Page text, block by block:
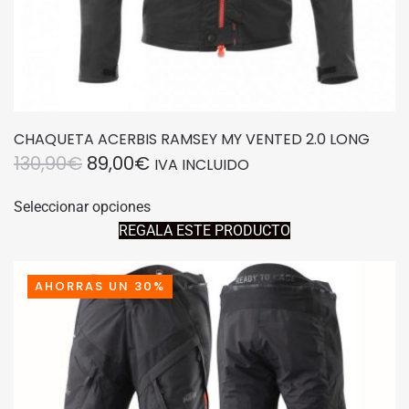
CHAQUETA ACERBIS RAMSEY MY VENTED 2.0 LONG
130,90€ EL
ORIGINAL
ERA:
130,90€.
89,00€EL
ACTUAL
ES:
89,00€.
IVA INCLUIDO
Seleccionar opcionesproducto
tiene
variantes.
Las
opciones
pueden
elegir
REGALA ESTE PRODUCTO
AHORRAS UN 30%